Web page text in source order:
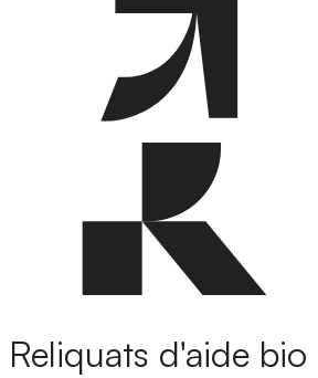
Reliquats d'aide bio